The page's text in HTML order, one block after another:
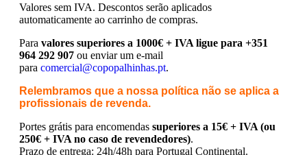
Valores sem IVA. Descontos serão aplicados
automaticamente ao carrinho de compras.
Para valores superiores a 1000€ + IVA ligue para +351
964 292 907 ou enviar um e-mail
para comercial@copopalhinhas.pt.
Relembramos que a nossa política não se aplica a
profissionais de revenda.
Portes grátis para encomendas superiores a 15€ + IVA (ou
250€ + IVA no caso de revendedores).
Prazo de entrega: 24h/48h para Portugal Continental.